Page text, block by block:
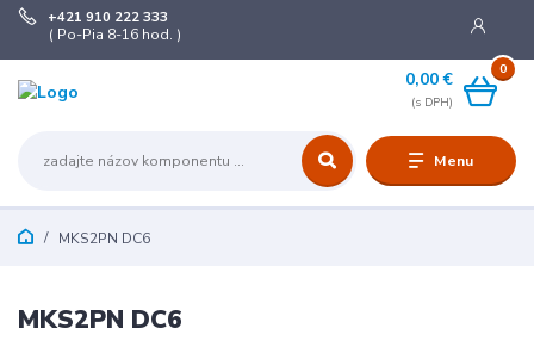
Menu
+421 910 222 333
( Po-Pia 8-16 hod. )
0
0,00 €
MKS2PN DC6
MKS2PN DC6